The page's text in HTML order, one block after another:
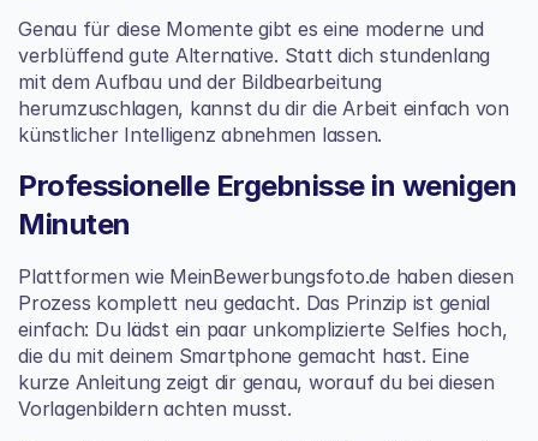
Genau für diese Momente gibt es eine moderne und
verblüffend gute Alternative. Statt dich stundenlang
mit dem Aufbau und der Bildbearbeitung
herumzuschlagen, kannst du dir die Arbeit einfach von
künstlicher Intelligenz abnehmen lassen.
Professionelle Ergebnisse in wenigen
Minuten
Plattformen wie MeinBewerbungsfoto.de haben diesen
Prozess komplett neu gedacht. Das Prinzip ist genial
einfach: Du lädst ein paar unkomplizierte Selfies hoch,
die du mit deinem Smartphone gemacht hast. Eine
kurze Anleitung zeigt dir genau, worauf du bei diesen
Vorlagenbildern achten musst.